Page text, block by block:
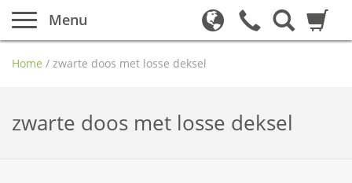
Menu
Home / zwarte doos met losse deksel
zwarte doos met losse deksel